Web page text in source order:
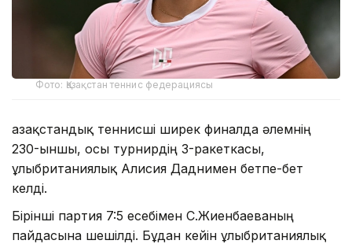
Фото: Қазақстан теннис федерациясы
Қазақстандық теннисші ширек финалда әлемнің
230-ыншы, осы турнирдің 3-ракеткасы,
ұлыбританиялық Алисия Даднимен бетпе-бет
келді.
Бірінші партия 7:5 есебімен С.Жиенбаеваның
пайдасына шешілді. Бұдан кейін ұлыбританиялық